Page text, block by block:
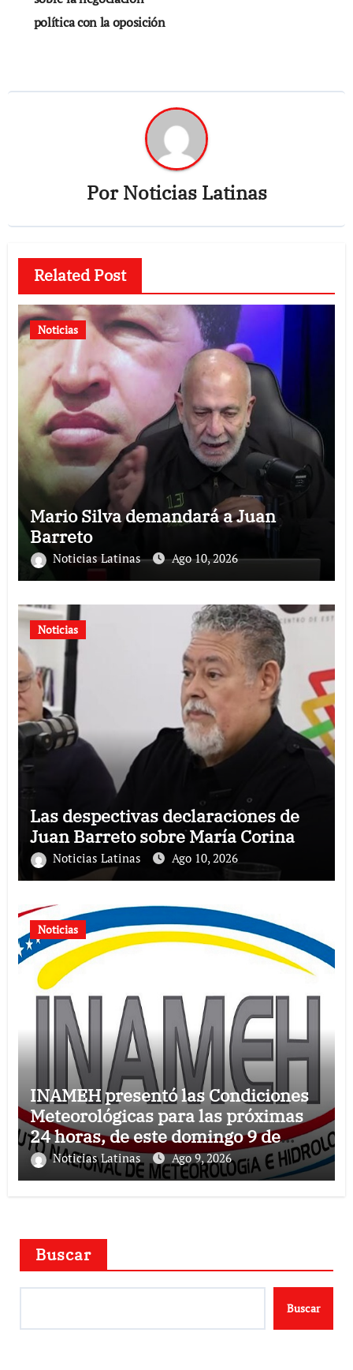
entradas
política con la oposición
PorNoticias Latinas
Related Post
Noticias
Mario Silva demandará a Juan
Barreto
Noticias Latinas Ago 10, 2026
Noticias
Las despectivas declaraciones de
Juan Barreto sobre María Corina
Noticias Latinas Ago 10, 2026
Noticias
INAMEH presentó las Condiciones
Meteorológicas para las próximas
24 horas, de este domingo 9 de
agosto 2026
Noticias Latinas Ago 9, 2026
Buscar
Buscar